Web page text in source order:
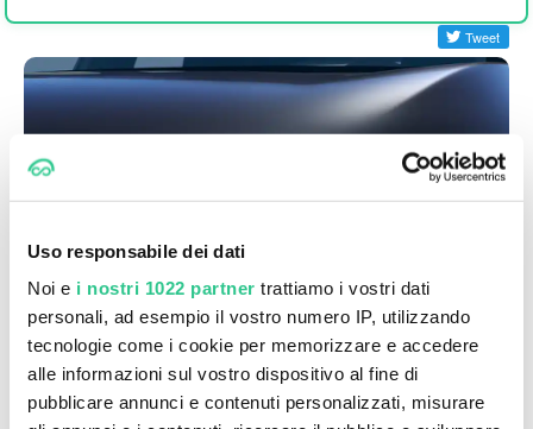
Uso responsabile dei dati
Noi e i nostri 1022 partner trattiamo i vostri dati
personali, ad esempio il vostro numero IP, utilizzando
tecnologie come i cookie per memorizzare e accedere
alle informazioni sul vostro dispositivo al fine di
pubblicare annunci e contenuti personalizzati, misurare